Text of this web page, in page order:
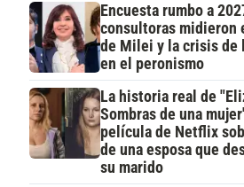
Encuesta rumbo a
consultoras midieron
de Milei y la crisis de
en el peronismo
La historia real de
Sombras de una
película de Netflix
de una esposa que
su marido